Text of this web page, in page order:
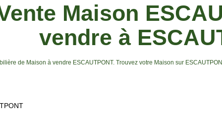
Maison
vendre à
de Maison à vendre ESCAUTPONT. Trouvez votre Maison sur